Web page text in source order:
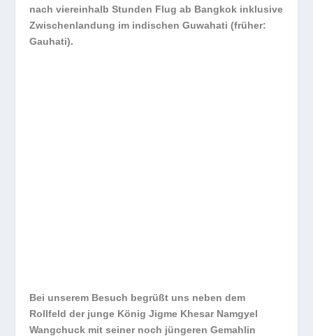
nach viereinhalb Stunden Flug ab Bangkok inklusive
Zwischenlandung im indischen Guwahati (früher:
Gauhati).
Bei unserem Besuch begrüßt uns neben dem
Rollfeld der junge König Jigme Khesar Namgyel
Wangchuck mit seiner noch jüngeren Gemahlin